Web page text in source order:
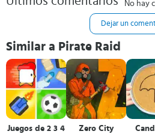
No hay
Dejar un
Similar a Pirate Raid
Juegos de 2 3 4
Zero City